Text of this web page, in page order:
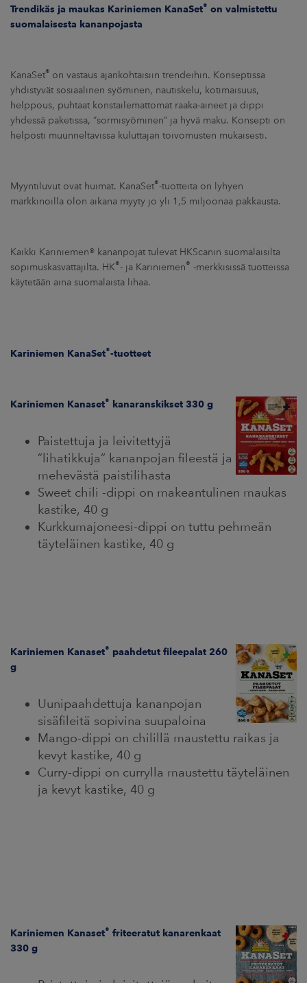
Trendikäs ja maukas Kariniemen KanaSet® on valmistettu
suomalaisesta kananpojasta
KanaSet® on vastaus ajankohtaisiin trendeihin. Konseptissa
yhdistyvät sosiaalinen syöminen, nautiskelu, kotimaisuus,
helppous, puhtaat konstailemattomat raaka-aineet ja dippi
yhdessä paketissa, ”sormisyöminen” ja hyvä maku. Konsepti on
helposti muunneltavissa kuluttajan toivomusten mukaisesti.
Myyntiluvut ovat huimat. KanaSet®-tuotteita on lyhyen
markkinoilla olon aikana myyty jo yli 1,5 miljoonaa pakkausta.
Kaikki Kariniemen® kananpojat tulevat HKScanin suomalaisilta
sopimuskasvattajilta. HK®- ja Kariniemen® -merkkisissä tuotteissa
käytetään aina suomalaista lihaa.
Kariniemen KanaSet®-tuotteet
Kariniemen Kanaset® kanaranskikset 330 g
Paistettuja ja leivitettyjä
”lihatikkuja” kananpojan fileestä ja
mehevästä paistilihasta
Sweet chili -dippi on makeantulinen maukas
kastike, 40 g
Kurkkumajoneesi-dippi on tuttu pehmeän
täyteläinen kastike, 40 g
Kariniemen Kanaset® paahdetut fileepalat 260
g
Uunipaahdettuja kananpojan
sisäfileitä sopivina suupaloina
Mango-dippi on chilillä maustettu raikas ja
kevyt kastike, 40 g
Curry-dippi on currylla maustettu täyteläinen
ja kevyt kastike, 40 g
Kariniemen Kanaset® friteeratut kanarenkaat
330 g